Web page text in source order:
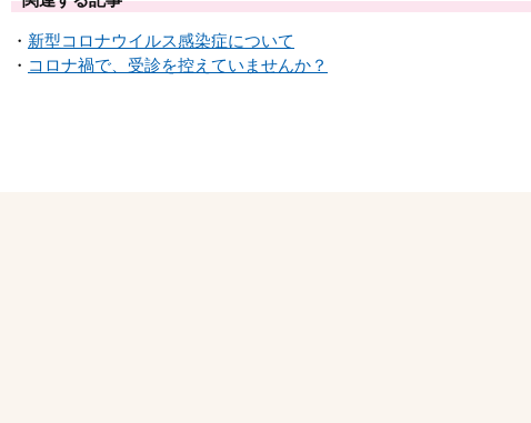
・ 新型コロナウイルス感染症について
・ コロナ禍で、受診を控えていませんか？